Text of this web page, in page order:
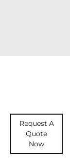
Request A
Quote
Now